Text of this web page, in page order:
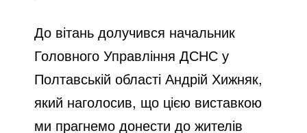
До вітань долучився начальник
Головного Управління ДСНС у
Полтавській області Андрій Хижняк,
який наголосив, що цією виставкою
ми прагнемо донести до жителів